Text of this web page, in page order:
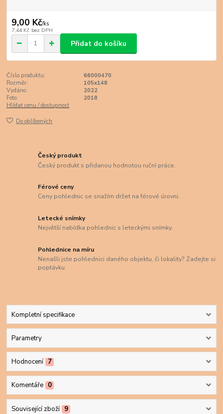
9,00 Kč/ks
7,44 Kč bez DPH
Přidat do košíku
Číslo produktu:
66000470
Rozměr:
105x148
Vydáno:
2022
Foto:
2018
Hlídat cenu / dostupnost
Do oblíbených
Český produkt
Český produkt s přidanou hodnotou ruční práce.
Férové ceny
Ceny pohlednic se snažím držet na férové úrovni.
Letecké snímky
Největší nabídka pohlednic s leteckými snímky.
Pohlednice na míru
Nenašli jste pohlednici daného objektu, či lokality? Zadejte si
poptávku.
Kompletní specifikace
Parametry
Hodnocení 7
Komentáře 0
Související zboží 9